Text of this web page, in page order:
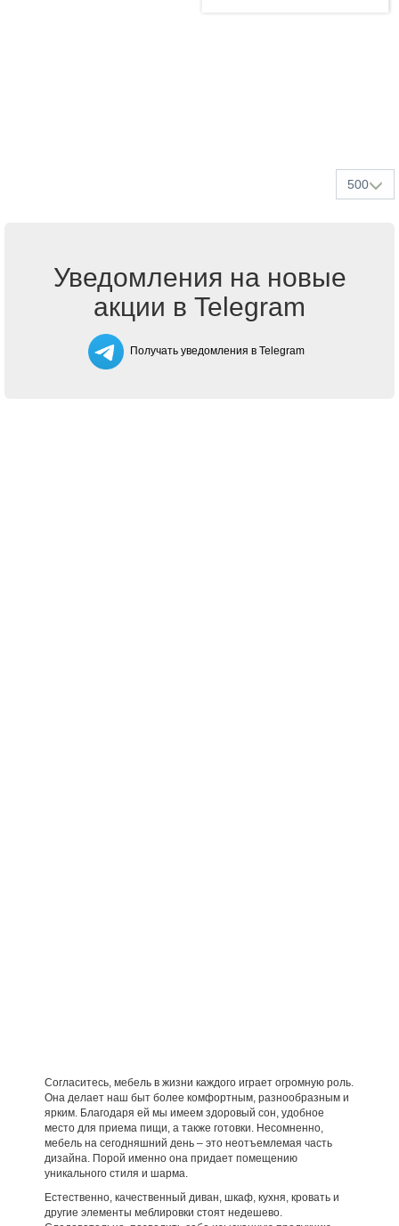
500
Уведомления на новые
акции в Telegram
Получать уведомления в Telegram
Согласитесь, мебель в жизни каждого играет огромную роль.
Она делает наш быт более комфортным, разнообразным и
ярким. Благодаря ей мы имеем здоровый сон, удобное
место для приема пищи, а также готовки. Несомненно,
мебель на сегодняшний день – это неотъемлемая часть
дизайна. Порой именно она придает помещению
уникального стиля и шарма.
Естественно, качественный диван, шкаф, кухня, кровать и
другие элементы меблировки стоят недешево.